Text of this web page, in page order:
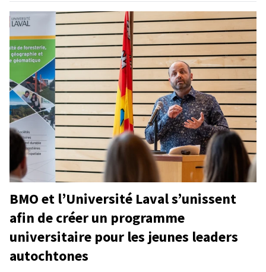
BMO et l’Université Laval s’unissent
afin de créer un programme
universitaire pour les jeunes leaders
autochtones